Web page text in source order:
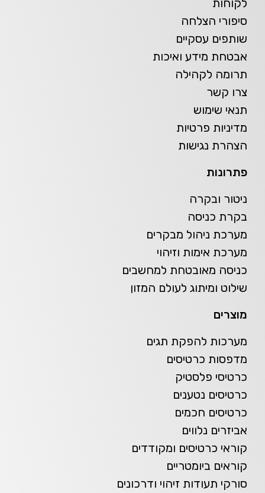
סיפורי הצלחה
שותפים עסקיים
אבטחת מידע ואיכות
תרומה לקהילה
צרו קשר
תנאי שימוש
מדיניות פרטיות
הצהרת נגישות
פתרונות
ניטור ובקרה
בקרת כניסה
מערכת ניהול מבקרים
מערכת אימות וזיהוי
כניסה מאובטחת למחשבים
שילוט ומיתוג לעולם המזון
מוצרים
מערכות להפקת תגים
מדפסות כרטיסים
כרטיסי פלסטיק
כרטיסים נטענים
כרטיסים חכמים
אביזרים נלווים
קוראי כרטיסים ומקודדים
קוראים ביומטריים
סורקי תעודות זיהוי ודרכונים